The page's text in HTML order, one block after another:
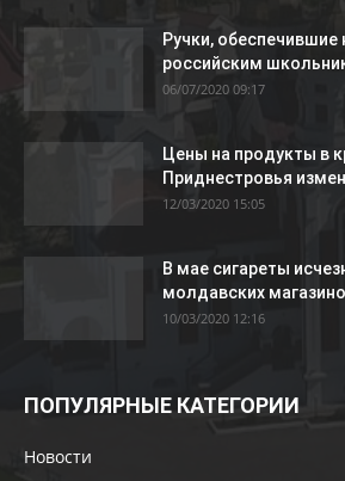
Ручки,
российским
06/07/2020 09:17
Цены на продукты в
Приднестровья
12/03/2020 15:05
В мае сигареты
молдавских
10/03/2020 12:16
ПОПУЛЯРНЫЕ КАТЕГОРИИ
Новости